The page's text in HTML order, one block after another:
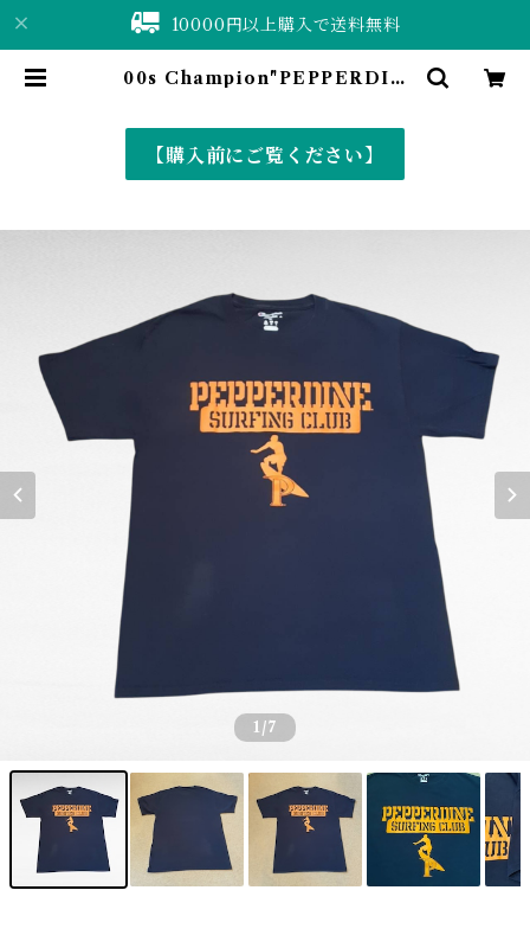
10000円以上購入で送料無料
00s Champion"PEPPERDIN
p〈古着&vintage〉
【購入前にご覧ください】
1 /7